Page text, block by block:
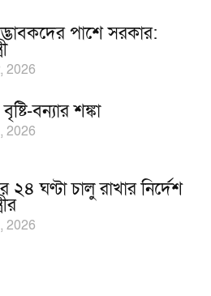
পাশে সরকার:
2026
বন্যার শঙ্কা
2026
২৪ ঘণ্টা চালু রাখার নির্দেশ
2026